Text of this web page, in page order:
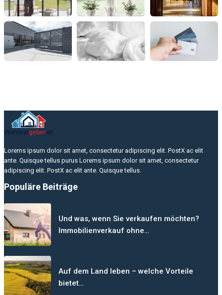
Lorems ipsum dolor sit amet, consectetur adipiscing elit. PostX ac elit
ante. Quisque tellus purus Lorems ipsum dolor sit amet, consectetur
adipiscing elit. PostX ac elit ante. Quisque tellus.
Populäre Beiträge
Und was, wenn Sie verkaufen möchten?
Immobilienverkauf ohne…
Auf dem Land leben – welche Vorteile
bietet…